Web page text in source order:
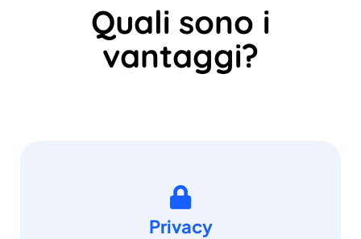
Quali sono i
vantaggi?
Privacy